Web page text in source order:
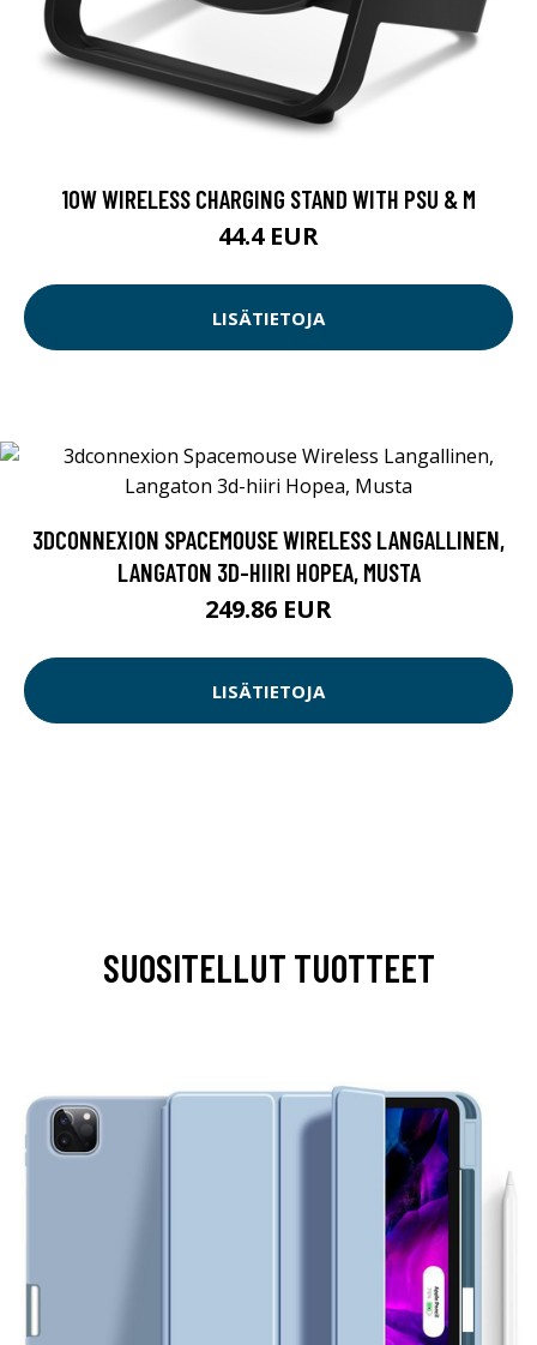
10W WIRELESS CHARGING STAND WITH PSU & M
44.4 EUR
LISÄTIETOJA
3DCONNEXION SPACEMOUSE WIRELESS LANGALLINEN,
LANGATON 3D-HIIRI HOPEA, MUSTA
249.86 EUR
LISÄTIETOJA
SUOSITELLUT TUOTTEET